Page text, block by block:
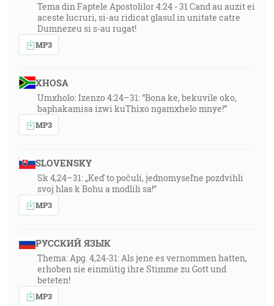
Tema din Faptele Apostolilor 4:24 - 31 Cand au auzit ei
aceste lucruri, si-au ridicat glasul in unitate catre
Dumnezeu si s-au rugat!
MP3
XHOSA
Umxholo: Izenzo 4:24–31: “Bona ke, bekuvile oko,
baphakamisa izwi kuThixo ngamxhelo mnye!”
MP3
SLOVENSKY
Sk 4,24–31: „Keď to počuli, jednomyseľne pozdvihli
svoj hlas k Bohu a modlili sa!“
MP3
РУССКИЙ ЯЗЫК
Thema: Apg. 4,24-31: Als jene es vernommen hatten,
erhoben sie einmütig ihre Stimme zu Gott und
beteten!
MP3